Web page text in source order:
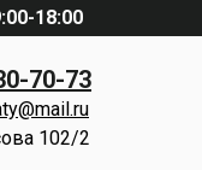
18:00
70-73
102/2